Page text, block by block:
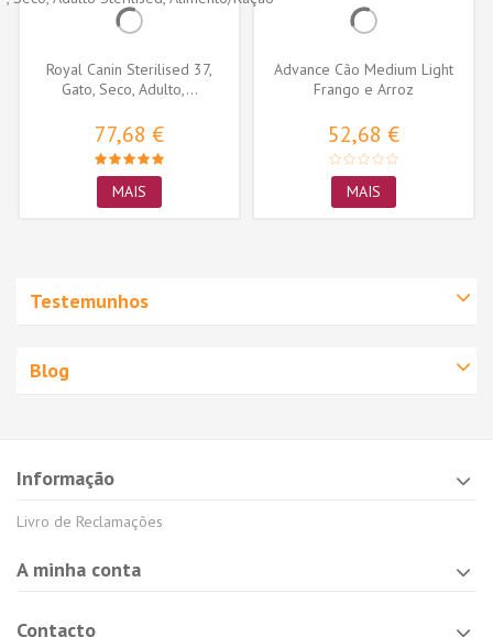
Royal Canin Sterilised 37,
Gato, Seco, Adulto,...
77,68 €
MAIS
Advance Cão Medium Light
Frango e Arroz
52,68 €
MAIS
Testemunhos
Blog
Informação
Livro de Reclamações
A minha conta
Contacto